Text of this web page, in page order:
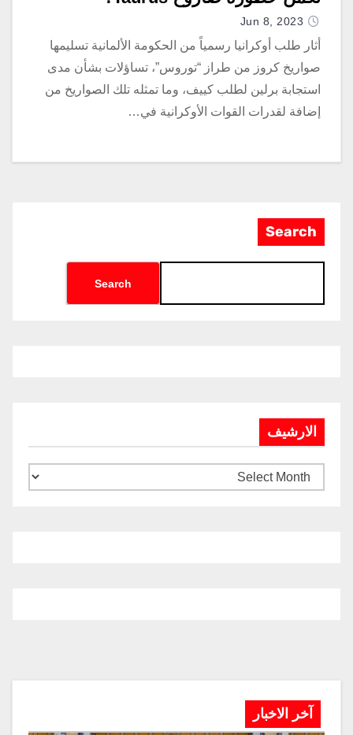
Jun 8, 2023
أثار طلب أوكرانيا رسمياً من الحكومة الألمانية تسليمها
صواريخ كروز من طراز “توروس”، تساؤلات بشأن مدى
استجابة برلين لطلب كييف، وما تمثله تلك الصواريخ من
إضافة لقدرات القوات الأوكرانية في…
Search
Search
الارشيف
آخر الاخبار